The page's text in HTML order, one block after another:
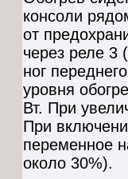
консоли
от
через реле 3 (
ног
уровня
Вт. При
При
переменное
около 30%).